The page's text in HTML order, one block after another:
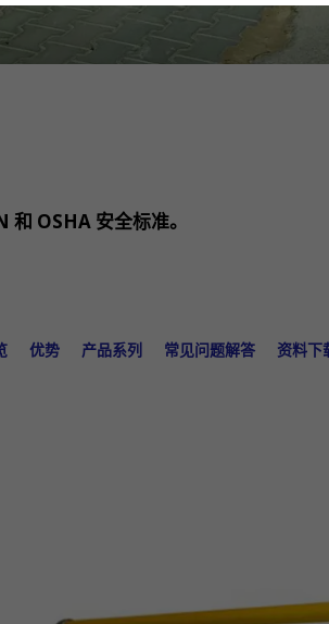
OSHA 安全标准。
优势 产品系列 常见问题解答 资料下